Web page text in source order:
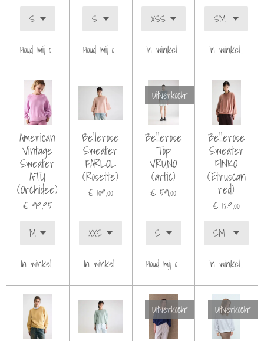
Houd mij op de hoogteHoud mij op de hoogteIn winkelwagen In winkelwagen
American
Vintage
Sweater
ATU
(Orchidee)
€ 99,95
In winkelwagen
Bellerose
Sweater
FARLOL
(Rosette)
€ 109,00
In winkelwagen
Uitverkocht
Bellerose
Top
VRUNO
(artic)
€ 59,00
Houd mij op de hoogte
Bellerose
Sweater
FINKO
(Etruscan
red)
€ 129,00
In winkelwagen
Uitverkocht Uitverkocht